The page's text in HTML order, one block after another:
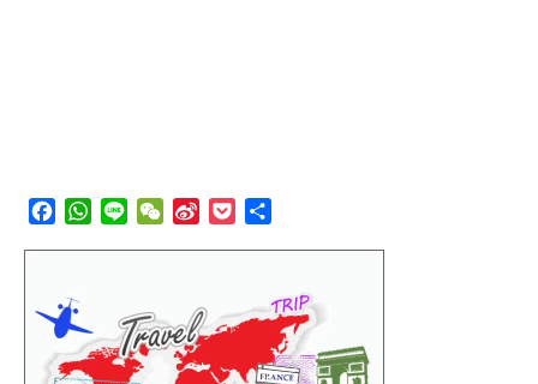
Facebook
WhatsApp
Line WeChat
Sina
Pocket